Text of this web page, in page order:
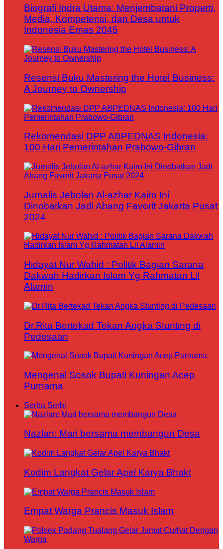
Biografi Indra Utama: Menjembatani Properti,
Media, Kompetensi, dan Desa untuk
Indonesia Emas 2045
Resensi Buku Mastering the Hotel Business:
A Journey to Ownership
Rekomendasi DPP ABPEDNAS Indonesia:
100 Hari Pemerintahan Prabowo-Gibran
Jurnalis Jebolan Al-azhar Kairo Ini
Dinobatkan Jadi Abang Favorit Jakarta Pusat
2024
Hidayat Nur Wahid : Politik Bagian Sarana
Dakwah Hadirkan Islam Yg Rahmatan Lil
Alamin
Dr.Rita Bertekad Tekan Angka Stunting di
Pedesaan
Mengenal Sosok Bupati Kuningan Acep
Purnama
Serba Serbi
Nazlan: Mari bersama membangun Desa
Kodim Langkat Gelar Apel Karya Bhakt
Empat Warga Prancis Masuk Islam